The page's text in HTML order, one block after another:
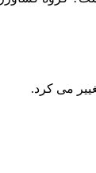
می کرد.